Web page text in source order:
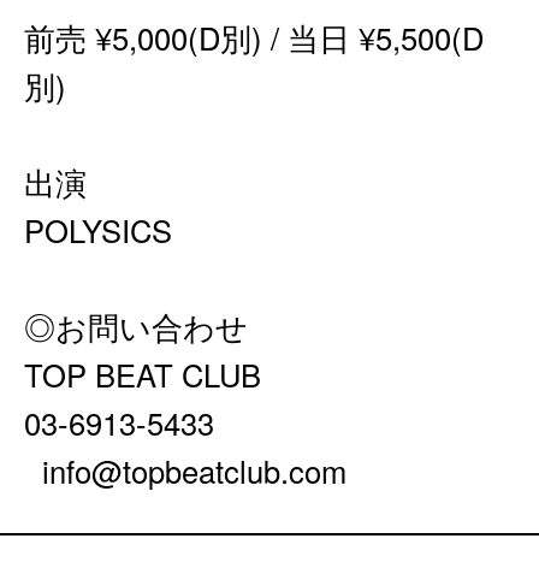
前売 ¥5,000(D別) / 当日 ¥5,500(D
別)
出演
POLYSICS
◎お問い合わせ
TOP BEAT CLUB
03-6913-5433
info@topbeatclub.com